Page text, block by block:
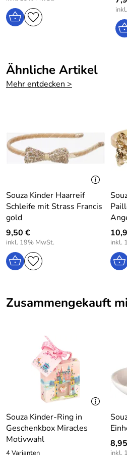
Ähnliche Artikel
Mehr entdecken >
Souza Kinder Haarreif
Schleife mit Strass Francis
gold
9,50 €
inkl. 19% MwSt. inkl.
Zusammengekauft
Souza Kinder-Ring in
Geschenkbox Miracles
Motivwahl
4 Varianten inkl.